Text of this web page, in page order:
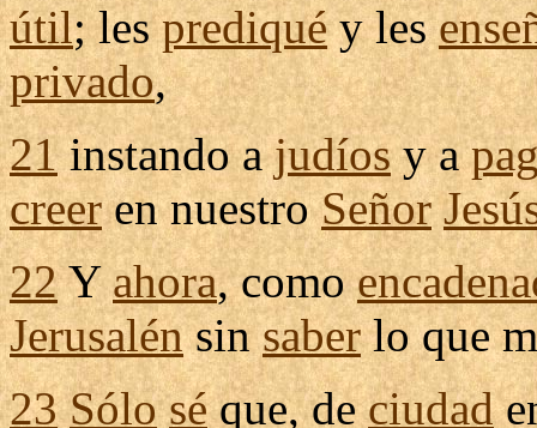
útil; lesprediquéy les
privado,
21 instandoajudíosy a
creeren nuestroSeñor
22Yahora, como
Jerusalénsinsaberlo que
23 Sólo séque, deciudad